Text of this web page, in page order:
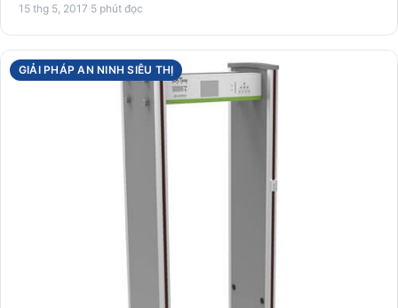
15 thg 5, 2017·5 phút đọc
GIẢI PHÁP AN NINH SIÊU THỊ